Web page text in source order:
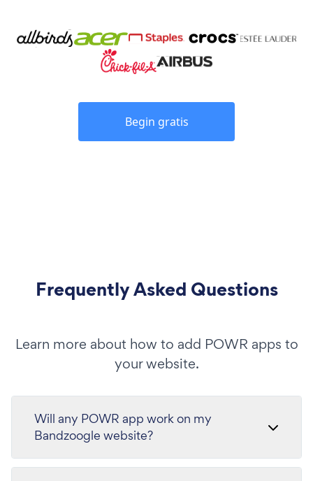
Begin gratis
Frequently Asked Questions
Learn more about how to add POWR apps to
your website.
Will any POWR app work on my
Bandzoogle website?